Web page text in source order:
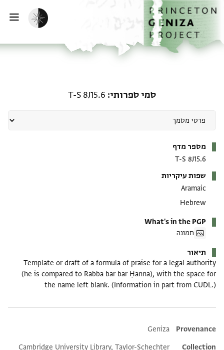
לתוכןהבית
הפעלת מצב כהה
סמי ספרותי T-S 8J15.6
מספר מדף
T-S 8J15.6
שפות עיקריות
Aramaic
Hebrew
What's in the PGP
תמונה
תיאור
Template or draft of a formula of praise for a legal authority
(he is compared to Rabba bar bar Ḥanna), with the space for
the name left blank. (Information in part from CUDL.)
Additional metadata
Provenance
Geniza
Collection
Cambridge University Library, Taylor-Schechter